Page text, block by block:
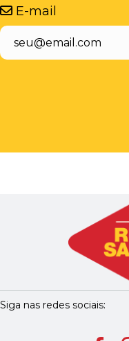
E-mail
Siga nas redes sociais: